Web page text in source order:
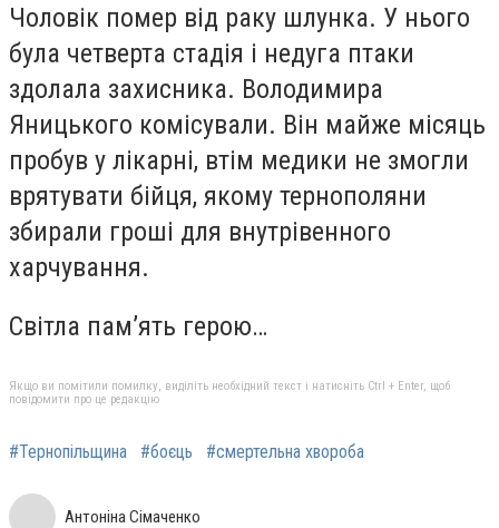
Чоловік помер від раку шлунка. У нього
була четверта стадія і недуга птаки
здолала захисника. Володимира
Яницького комісували. Він майже місяць
пробув у лікарні, втім медики не змогли
врятувати бійця, якому тернополяни
збирали гроші для внутрівенного
харчування.
Світла пам’ять герою…
Якщо ви помітили помилку, виділіть необхідний текст і натисніть Ctrl + Enter, щоб
повідомити про це редакцію
#Тернопільщина #боєць #смертельна хвороба
Антоніна Сімаченко